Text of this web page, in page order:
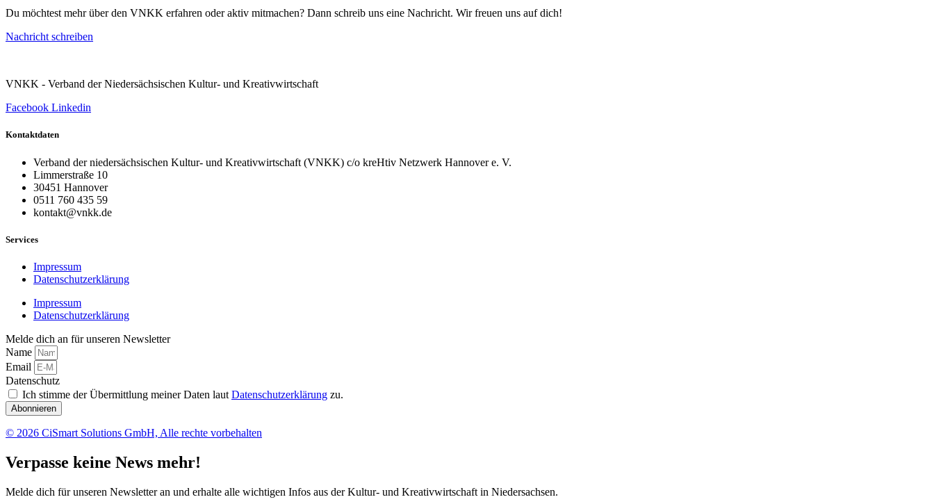
Du möchtest mehr über den VNKK erfahren oder aktiv mitmachen? Dann schreib uns eine Nachricht. Wir freuen uns auf dich!
Nachricht schreiben
VNKK - Verband der Niedersächsischen Kultur- und Kreativwirtschaft
Facebook Linkedin
Kontaktdaten
Verband der niedersächsischen Kultur- und Kreativwirtschaft (VNKK) c/o kreHtiv Netzwerk Hannover e. V.
Limmerstraße 10
30451 Hannover
0511 760 435 59
kontakt@vnkk.de
Services
Impressum
Datenschutzerklärung
Impressum
Datenschutzerklärung
Melde dich an für unseren Newsletter
Name
Email
Datenschutz
Ich stimme der Übermittlung meiner Daten laut Datenschutzerklärung zu.
Abonnieren
© 2026 CiSmart Solutions GmbH, Alle rechte vorbehalten
Verpasse keine News mehr!
Melde dich für unseren Newsletter an und erhalte alle wichtigen Infos aus der Kultur- und Kreativwirtschaft in Niedersachsen.